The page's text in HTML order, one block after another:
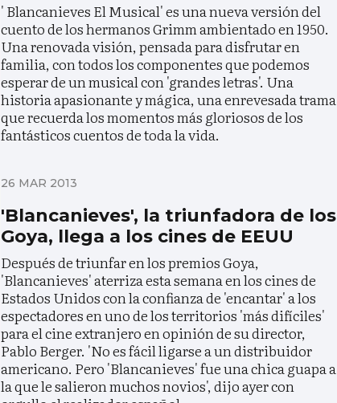
' Blancanieves El Musical' es una nueva versión del
cuento de los hermanos Grimm ambientado en 1950.
Una renovada visión, pensada para disfrutar en
familia, con todos los componentes que podemos
esperar de un musical con 'grandes letras'. Una
historia apasionante y mágica, una enrevesada trama
que recuerda los momentos más gloriosos de los
fantásticos cuentos de toda la vida.
26 MAR 2013
'Blancanieves', la triunfadora de los
Goya, llega a los cines de EEUU
Después de triunfar en los premios Goya,
'Blancanieves' aterriza esta semana en los cines de
Estados Unidos con la confianza de 'encantar' a los
espectadores en uno de los territorios 'más difíciles'
para el cine extranjero en opinión de su director,
Pablo Berger. 'No es fácil ligarse a un distribuidor
americano. Pero 'Blancanieves' fue una chica guapa a
la que le salieron muchos novios', dijo ayer con